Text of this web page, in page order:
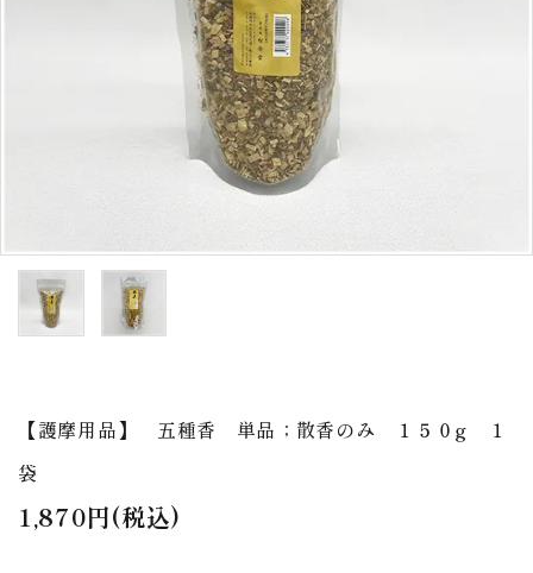
お問い合わせ
【護摩用品】 五種香 単品；散香のみ １５０g １
袋
1,870円(税込)